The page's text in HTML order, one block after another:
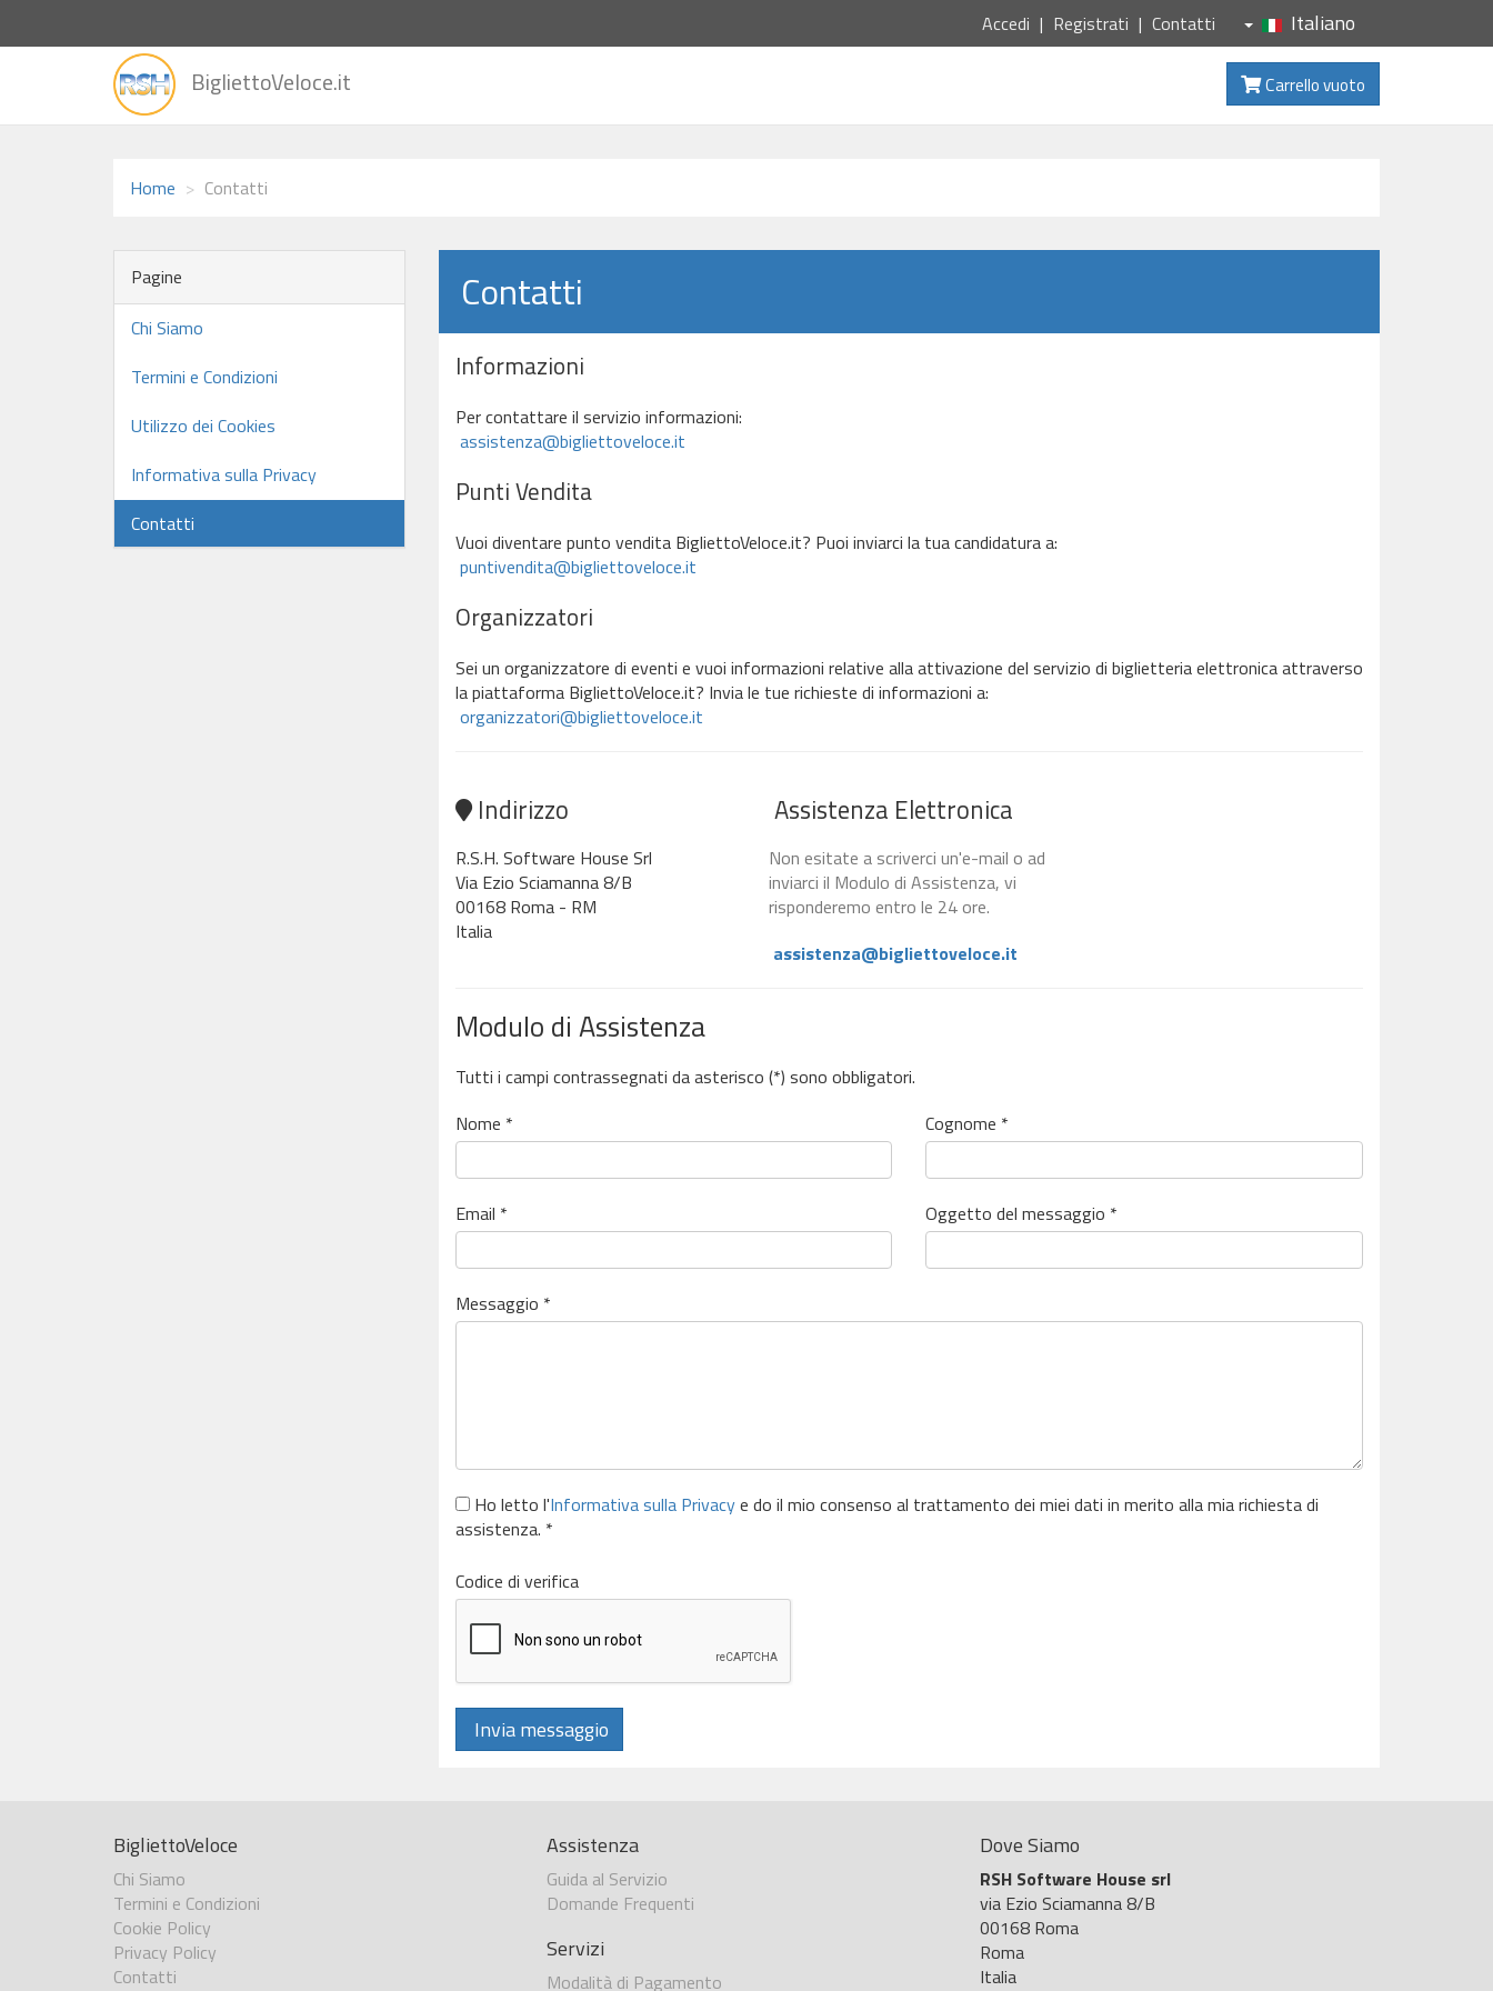
Accedi Registrati Contatti Italiano
alla
BigliettoVeloce.it Carrello vuoto
Home Contatti
Pagine
Chi Siamo
Termini e Condizioni
Utilizzo dei Cookies
Informativa sulla Privacy
Contatti
Contatti
Informazioni
Per contattare il servizio informazioni:
assistenza@bigliettoveloce.it
Punti Vendita
Vuoi diventare punto vendita BigliettoVeloce.it? Puoi inviarci la tua candidatura a:
puntivendita@bigliettoveloce.it
Organizzatori
Sei un organizzatore di eventi e vuoi informazioni relative alla attivazione del servizio di biglietteria elettronica attraverso
la piattaforma BigliettoVeloce.it? Invia le tue richieste di informazioni a:
organizzatori@bigliettoveloce.it
Indirizzo
R.S.H. Software House Srl
Via Ezio Sciamanna 8/B
00168 Roma - RM
Italia
Assistenza Elettronica
Non esitate a scriverci un'e-mail o ad
inviarci il Modulo di Assistenza, vi
risponderemo entro le 24 ore.
assistenza@bigliettoveloce.it
Modulo di Assistenza
Tutti i campi contrassegnati da asterisco (*) sono obbligatori.
Nome *
Cognome *
Email * Oggetto del messaggio *
Messaggio *
Ho letto l'Informativa sulla Privacye do il mio consenso al trattamento dei miei dati in merito alla mia richiesta di
assistenza. *
Codice di verifica
Invia messaggio
BigliettoVeloce
Chi Siamo
Termini e Condizioni
Cookie Policy
Privacy Policy
Contatti
Assistenza
Guida al Servizio
Domande Frequenti
Servizi
Modalità di Pagamento
Dove Siamo
RSH Software House srl
via Ezio Sciamanna 8/B
00168 Roma
Roma
Italia